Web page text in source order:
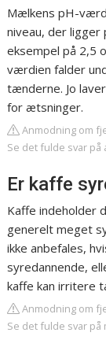
Mælkens pH-
niveau, der ligger
eksempel på 2,5
værdien falder
tænderne. Jo
for ætsninger.
Anmodning om
Se det fulde svar på
Er kaffe
Kaffe indeholder
generelt meget
ikke anbefales,
syredannende,
kaffe kan irritere
Anmodning om
Se det fulde svar på